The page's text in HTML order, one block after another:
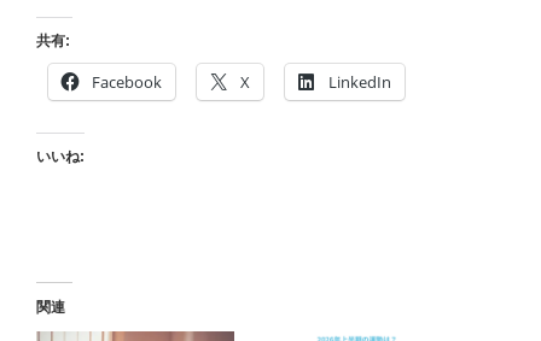
共有:
Facebook X LinkedIn
いいね:
関連